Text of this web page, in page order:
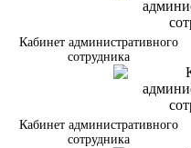
Кабинет административного
сотрудника
Кабинет административного
сотрудника